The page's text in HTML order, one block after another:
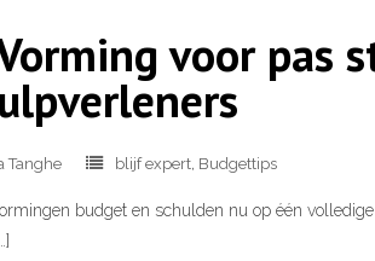
voor pas
Tanghe blijf expert, Budgettips
budget en schulden nu op één